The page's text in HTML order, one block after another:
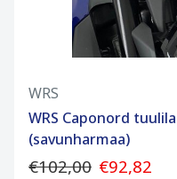
WRS
WRS Caponord
(savunharmaa)
€102,00 €92,82